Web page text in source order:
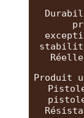
Produit